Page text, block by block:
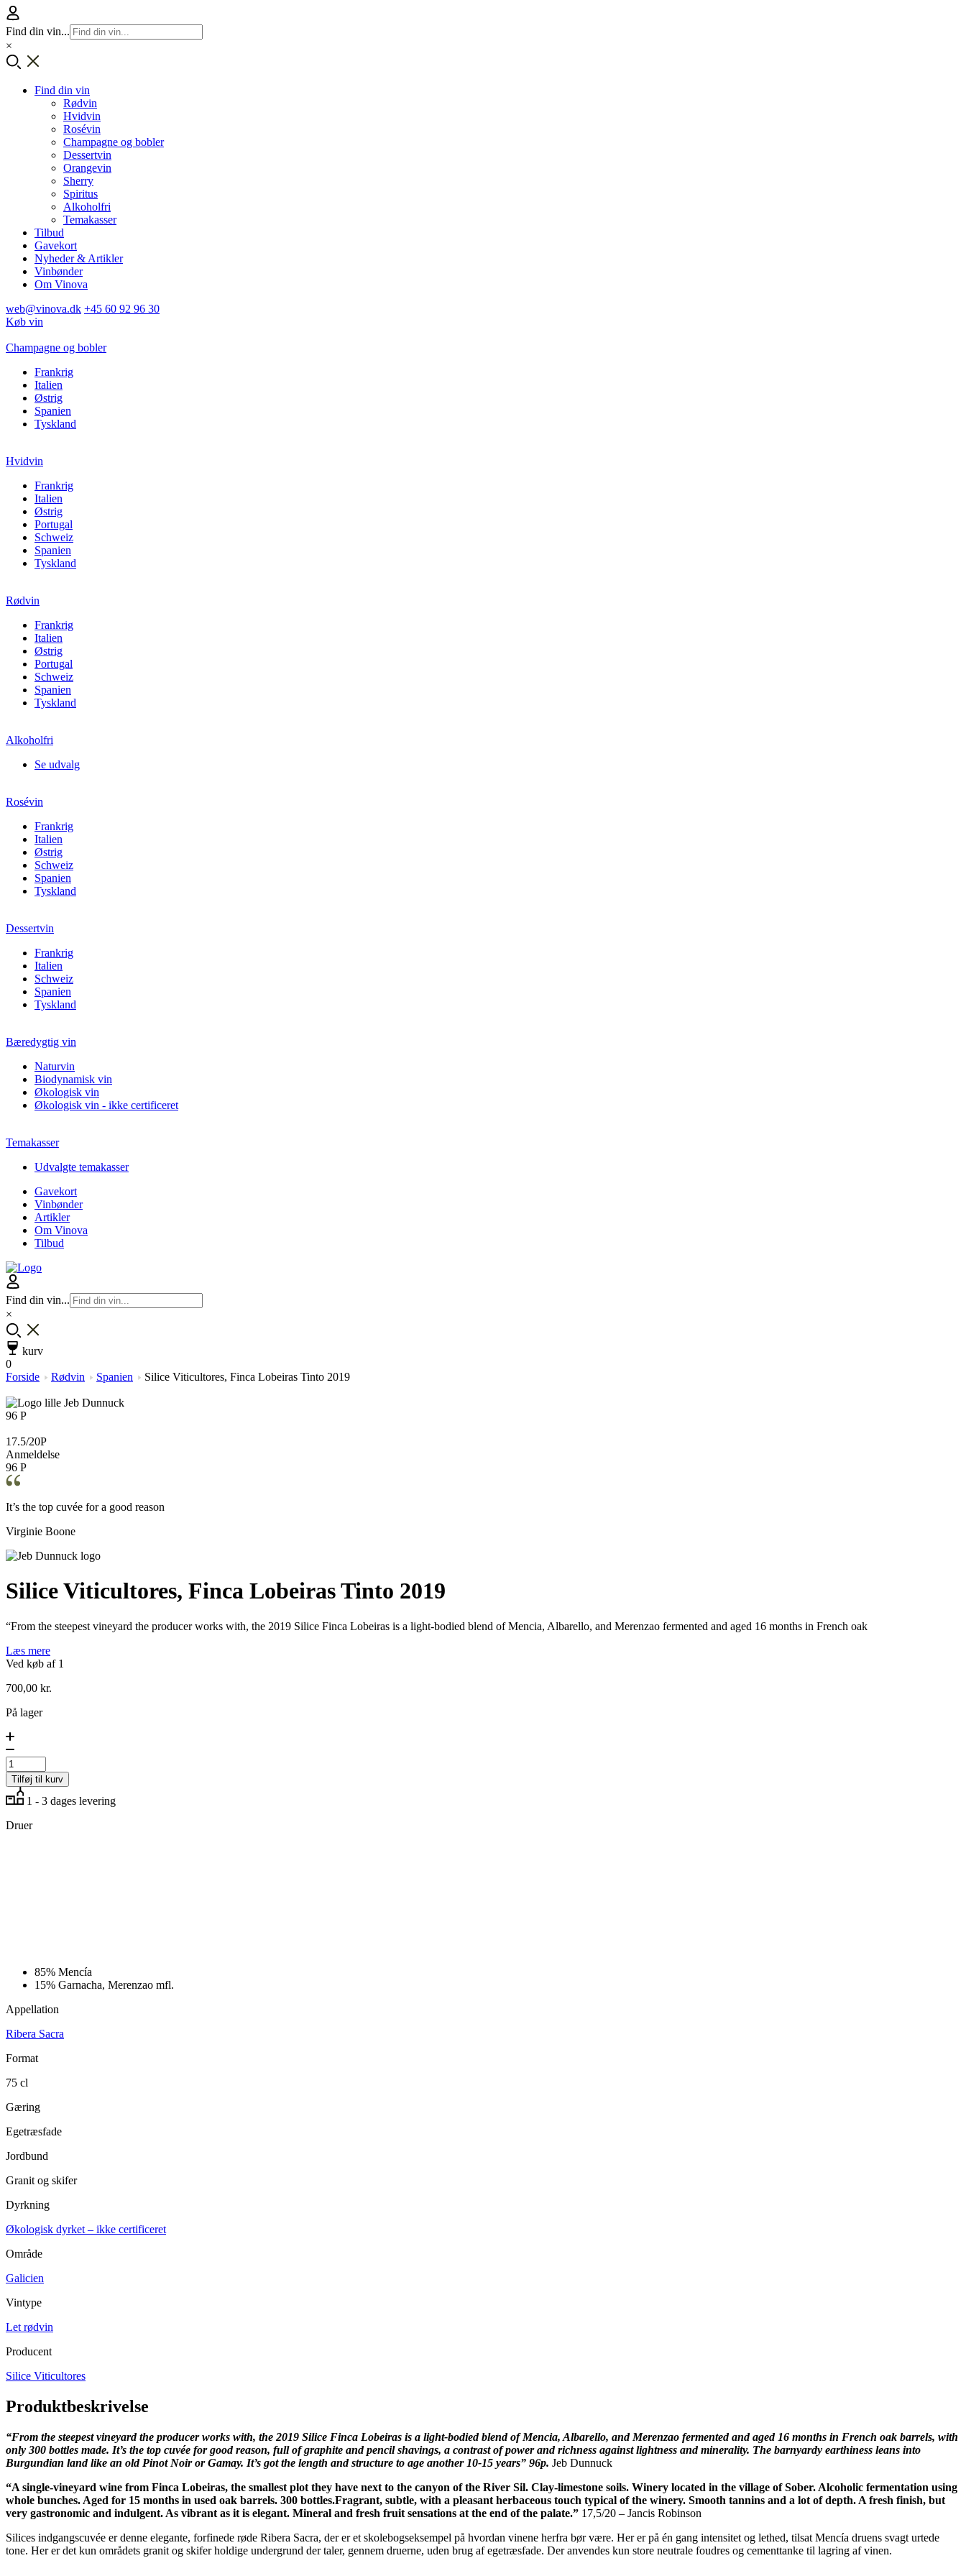
Find din vin...
×
Find din vin
Rødvin
Hvidvin
Rosévin
Champagne og bobler
Dessertvin
Orangevin
Sherry
Spiritus
Alkoholfri
Temakasser
Tilbud
Gavekort
Nyheder & Artikler
Vinbønder
Om Vinova
web@vinova.dk +45 60 92 96 30
Køb vin
Champagne og bobler
Frankrig
Italien
Østrig
Spanien
Tyskland
Hvidvin
Frankrig
Italien
Østrig
Portugal
Schweiz
Spanien
Tyskland
Rødvin
Frankrig
Italien
Østrig
Portugal
Schweiz
Spanien
Tyskland
Alkoholfri
Se udvalg
Rosévin
Frankrig
Italien
Østrig
Schweiz
Spanien
Tyskland
Dessertvin
Frankrig
Italien
Schweiz
Spanien
Tyskland
Bæredygtig vin
Naturvin
Biodynamisk vin
Økologisk vin
Økologisk vin - ikke certificeret
Temakasser
Udvalgte temakasser
Gavekort
Vinbønder
Artikler
Om Vinova
Tilbud
Find din vin...
×
kurv
0
Forside
Rødvin Spanien Silice Viticultores, Finca Lobeiras Tinto 2019
96 P
17.5/20P
Anmeldelse
96 P
It’s the top cuvée for a good reason
Virginie Boone
Silice Viticultores, Finca Lobeiras Tinto 2019
“From the steepest vineyard the producer works with, the 2019 Silice Finca Lobeiras is a light-bodied blend of Mencia, Albarello, and Merenzao fermented and aged 16 months in French oak
Læs mere
Ved køb af 1
700,00 kr.
På lager
Silice
Viticultores,
Finca
Lobeiras
Tinto
2019
Tilføj til kurv
1 - 3 dages levering
Druer
85% Mencía
15% Garnacha, Merenzao mfl.
Appellation
Ribera Sacra
Format
75 cl
Gæring
Egetræsfade
Jordbund
Granit og skifer
Dyrkning
Økologisk dyrket – ikke certificeret
Område
Galicien
Vintype
Let rødvin
Producent
Silice Viticultores
Produktbeskrivelse
“From the steepest vineyard the producer works with, the 2019 Silice Finca Lobeiras is a light-bodied blend of Mencia, Albarello, and Merenzao fermented and aged 16 months in French oak barrels, with
only 300 bottles made. It’s the top cuvée for good reason, full of graphite and pencil shavings, a contrast of power and richness against lightness and minerality. The barnyardy earthiness leans into
Burgundian land like an old Pinot Noir or Gamay. It’s got the length and structure to age another 10-15 years” 96p. Jeb Dunnuck
“A single-vineyard wine from Finca Lobeiras, the smallest plot they have next to the canyon of the River Sil. Clay-limestone soils. Winery located in the village of Sober. Alcoholic fermentation using
whole bunches. Aged for 15 months in used oak barrels. 300 bottles.Fragrant, subtle, with a pleasant herbaceous touch typical of the winery. Smooth tannins and a lot of depth. A fresh finish, but
very gastronomic and indulgent. As vibrant as it is elegant. Mineral and fresh fruit sensations at the end of the palate.” 17,5/20 – Jancis Robinson
Silices indgangscuvée er denne elegante, forfinede røde Ribera Sacra, der er et skolebogseksempel på hvordan vinene herfra bør være. Her er på én gang intensitet og lethed, tilsat Mencía druens svagt urtede
tone. Her er det kun områdets granit og skifer holdige undergrund der taler, gennem druerne, uden brug af egetræsfade. Der anvendes kun store neutrale foudres og cementtanke til lagring af vinen.